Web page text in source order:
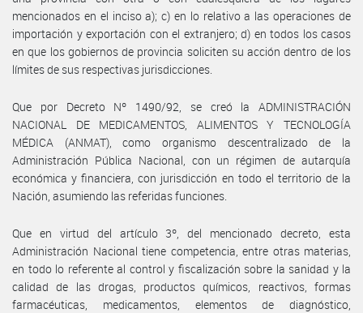
mencionados en el inciso a); c) en lo relativo a las operaciones de
importación y exportación con el extranjero; d) en todos los casos
en que los gobiernos de provincia soliciten su acción dentro de los
límites de sus respectivas jurisdicciones.
Que por Decreto Nº 1490/92, se creó la ADMINISTRACIÓN
NACIONAL DE MEDICAMENTOS, ALIMENTOS Y TECNOLOGÍA
MÉDICA (ANMAT), como organismo descentralizado de la
Administración Pública Nacional, con un régimen de autarquía
económica y financiera, con jurisdicción en todo el territorio de la
Nación, asumiendo las referidas funciones.
Que en virtud del artículo 3º, del mencionado decreto, esta
Administración Nacional tiene competencia, entre otras materias,
en todo lo referente al control y fiscalización sobre la sanidad y la
calidad de las drogas, productos químicos, reactivos, formas
farmacéuticas, medicamentos, elementos de diagnóstico,